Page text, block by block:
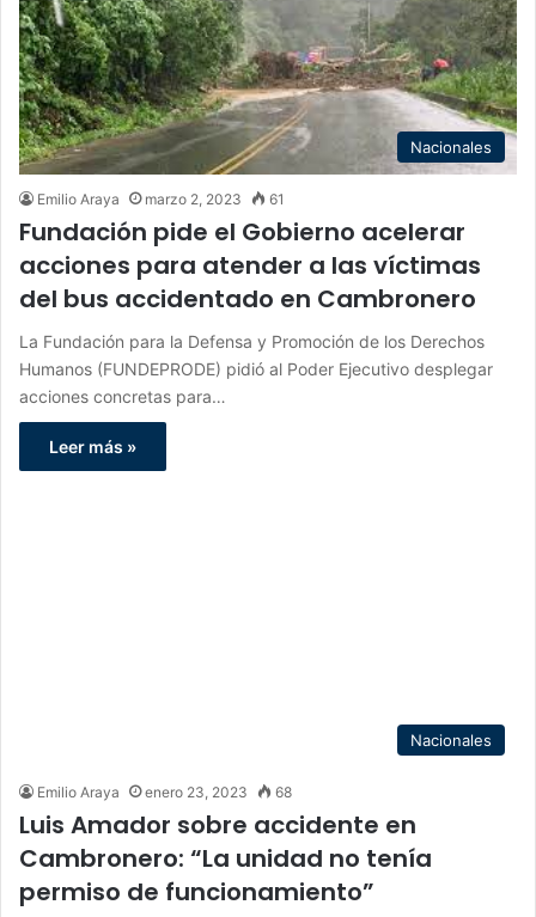
Nacionales
Emilio Araya marzo 2, 2023 61
Fundación pide el Gobierno acelerar
acciones para atender a las víctimas
del bus accidentado en Cambronero
La Fundación para la Defensa y Promoción de los Derechos
Humanos (FUNDEPRODE) pidió al Poder Ejecutivo desplegar
acciones concretas para…
Leer más »
Nacionales
Emilio Araya enero 23, 2023 68
Luis Amador sobre accidente en
Cambronero: “La unidad no tenía
permiso de funcionamiento”